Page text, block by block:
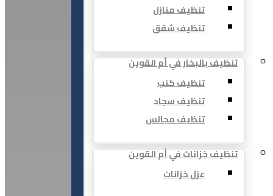
تنظيف منازل
تنظيف شقق
تنظيف بالبخار في أم القوين
تنظيف كنب
تنظيف سجاد
تنظيف مجالس
تنظيف خزانات في أم القوين
عزل خزانات